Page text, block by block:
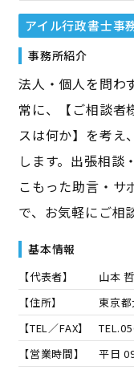
アイル行政書士事
事務所紹介
法人・個人を問わ
常に、【ご相談者
スは何か】を考え
します。出張相談
こもった助言・サ
で、お気軽にご相
基本情報
【代表者】 山本
【住所】
東京
【TEL／FAX】
TEL.
【営業時間】
平日